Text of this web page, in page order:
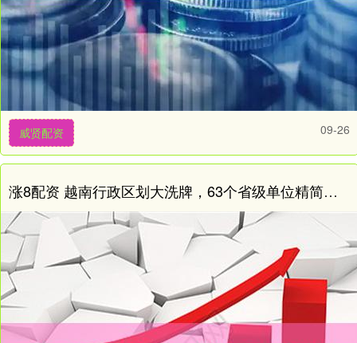
威贤配资 09-26
涨8配资 越南行政区划大洗牌，63个省级单位精简后剩下34个